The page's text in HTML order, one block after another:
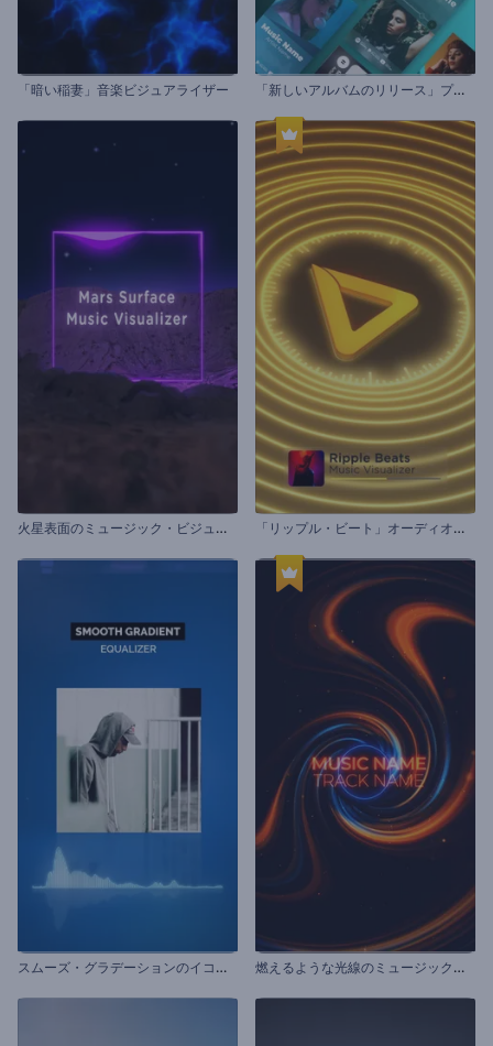
「暗い稲妻」音楽ビジュアライザー 「
新しいアルバムのリリース」プロモーションビデオ
火
星表面のミュージック・ビジュアライザー 「
リップル・ビート」オーディオビジュアライザー
ス
ムーズ・グラデーションのイコライザー 燃
えるような光線のミュージックビジュアライザー